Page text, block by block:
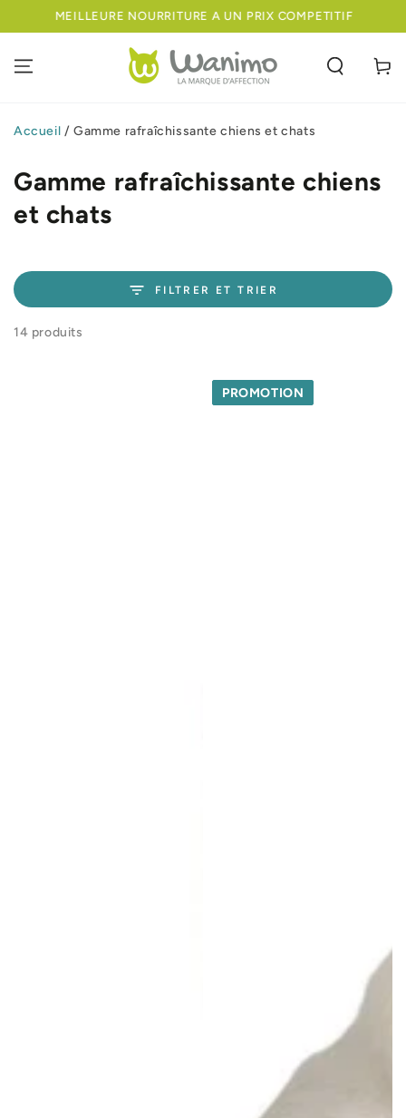
IGNORER LE
MEILLEURE NOURRITURE A UN PRIX COMPETITIF
Panier
Accueil / Gamme rafraîchissante chiens et chats
Gamme rafraîchissante chiens
et chats
FILTRER ET TRIER
14 produits
PROMOTION